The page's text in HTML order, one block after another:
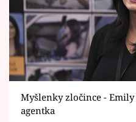
Horoskopy
Sledujte prima+
Filmový festival
Pořady
Myšlenky zločince -
agentka